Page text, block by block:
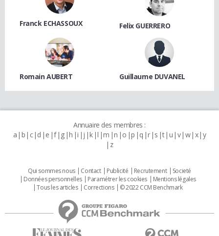
Franck ECHASSOUX Felix GUERRERO
Romain AUBERT Guillaume DUVANEL
Annuaire des membres :
a b c d e f g h i j k l m n o p q r s t u v w x y
z
Qui sommes nous Contact Publicité Recrutement
Societé
Données personnelles
Paramétrer les cookies
Mentions légales
Tous les articles
Corrections © 2022 CCM Benchmark